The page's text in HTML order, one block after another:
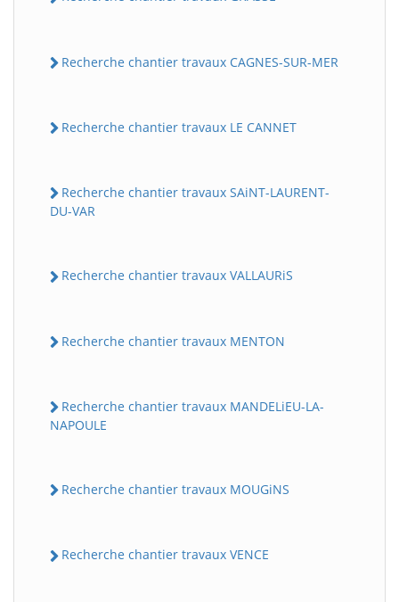
Recherche chantier travaux CAGNES-SUR-MER
Recherche chantier travaux LE CANNET
Recherche chantier travaux SAiNT-LAURENT-
DU-VAR
Recherche chantier travaux VALLAURiS
Recherche chantier travaux MENTON
Recherche chantier travaux MANDELiEU-LA-
NAPOULE
Recherche chantier travaux MOUGiNS
Recherche chantier travaux VENCE